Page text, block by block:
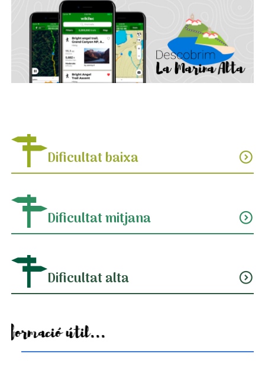
Dificultat baixa expand_circle_down
Dificultat mitjana expand_circle_down
Dificultat alta expand_circle_down
Informació útil...